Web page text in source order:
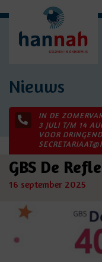
Nieuws
IN DE
3 JULI T/M 14
VOOR
GBS De
16 september 2025